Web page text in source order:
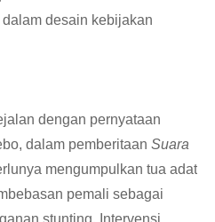
desain kebijakan
dengan pernyataan
dalam pemberitaan Suara
mengumpulkan tua adat
pemali sebagai